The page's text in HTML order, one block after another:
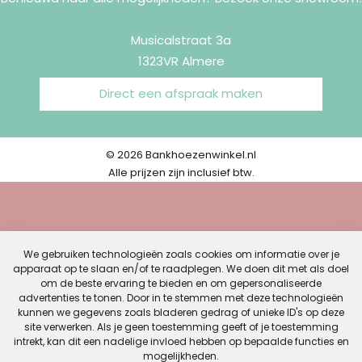
We gebruiken technologieën zoals cookies om informatie over je
apparaat op te slaan en/of te raadplegen. We doen dit met als doel
om de beste ervaring te bieden en om gepersonaliseerde
advertenties te tonen. Door in te stemmen met deze technologieën
kunnen we gegevens zoals bladeren gedrag of unieke ID's op deze
site verwerken. Als je geen toestemming geeft of je toestemming
intrekt, kan dit een nadelige invloed hebben op bepaalde functies en
mogelijkheden.
Musicalstraat 3a
1323VR Almere
Direct een afspraak maken
© 2026 Bankhoezenwinkel.nl
Alle prijzen zijn inclusief btw.